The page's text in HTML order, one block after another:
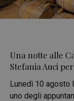
Una notte alle
Stefania Auci
Lunedì 10 agosto
uno degli